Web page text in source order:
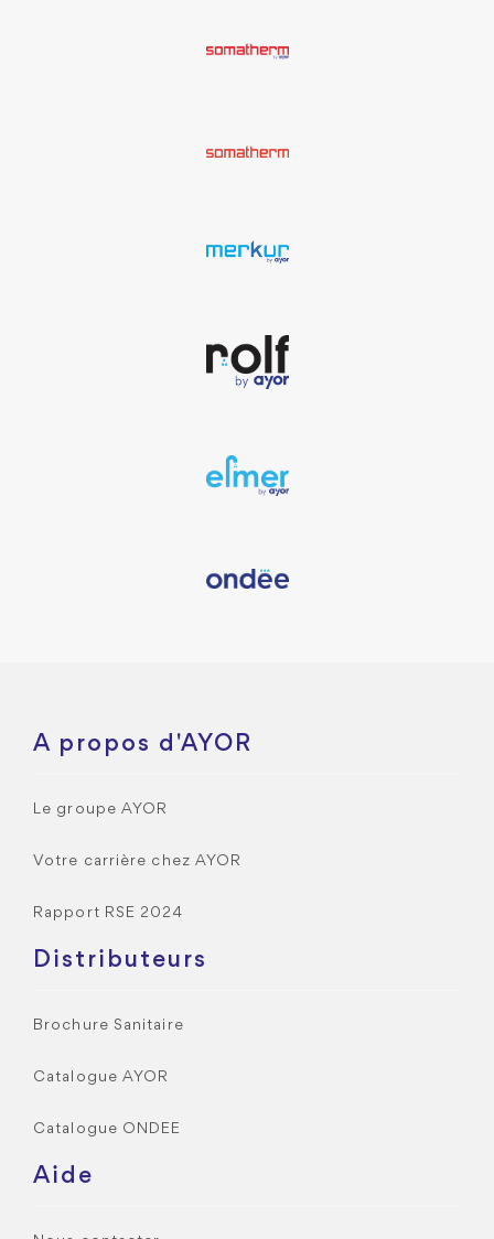
A propos d'AYOR
Le groupe AYOR
Votre carrière chez AYOR
Rapport RSE 2024
Distributeurs
Brochure Sanitaire
Catalogue AYOR
Catalogue ONDEE
Aide